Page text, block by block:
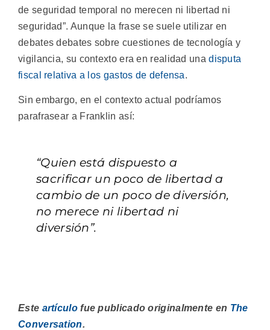
de seguridad temporal no merecen ni libertad ni
seguridad”. Aunque la frase se suele utilizar en
debates debates sobre cuestiones de tecnología y
vigilancia, su contexto era en realidad unadisputa
fiscal relativa a los gastos de defensa.
Sin embargo, en el contexto actual podríamos
parafrasear a Franklin así:
“Quien está dispuesto a
sacrificar un poco de libertad a
cambio de un poco de diversión,
no merece ni libertad ni
diversión”.
Este artículofue publicado originalmente en The
Conversation.